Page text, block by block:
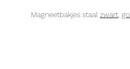
Magneetbakjes staal zwart,